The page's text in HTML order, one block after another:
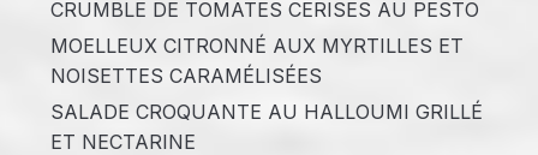
CRUMBLE DE TOMATES CERISES AU PESTO
MOELLEUX CITRONNÉ AUX MYRTILLES ET
NOISETTES CARAMÉLISÉES
SALADE CROQUANTE AU HALLOUMI GRILLÉ
ET NECTARINE